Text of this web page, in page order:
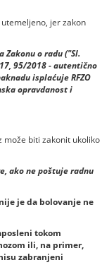
jer zakon
Zakonu o radu ("Sl.
95/2018 - autentično
isplaćuje RFZO
opravdanost i
može biti zakonit ukoliko
ako ne poštuje radnu
je da bolovanje ne
tokom
ili, na primer,
zabranjeni